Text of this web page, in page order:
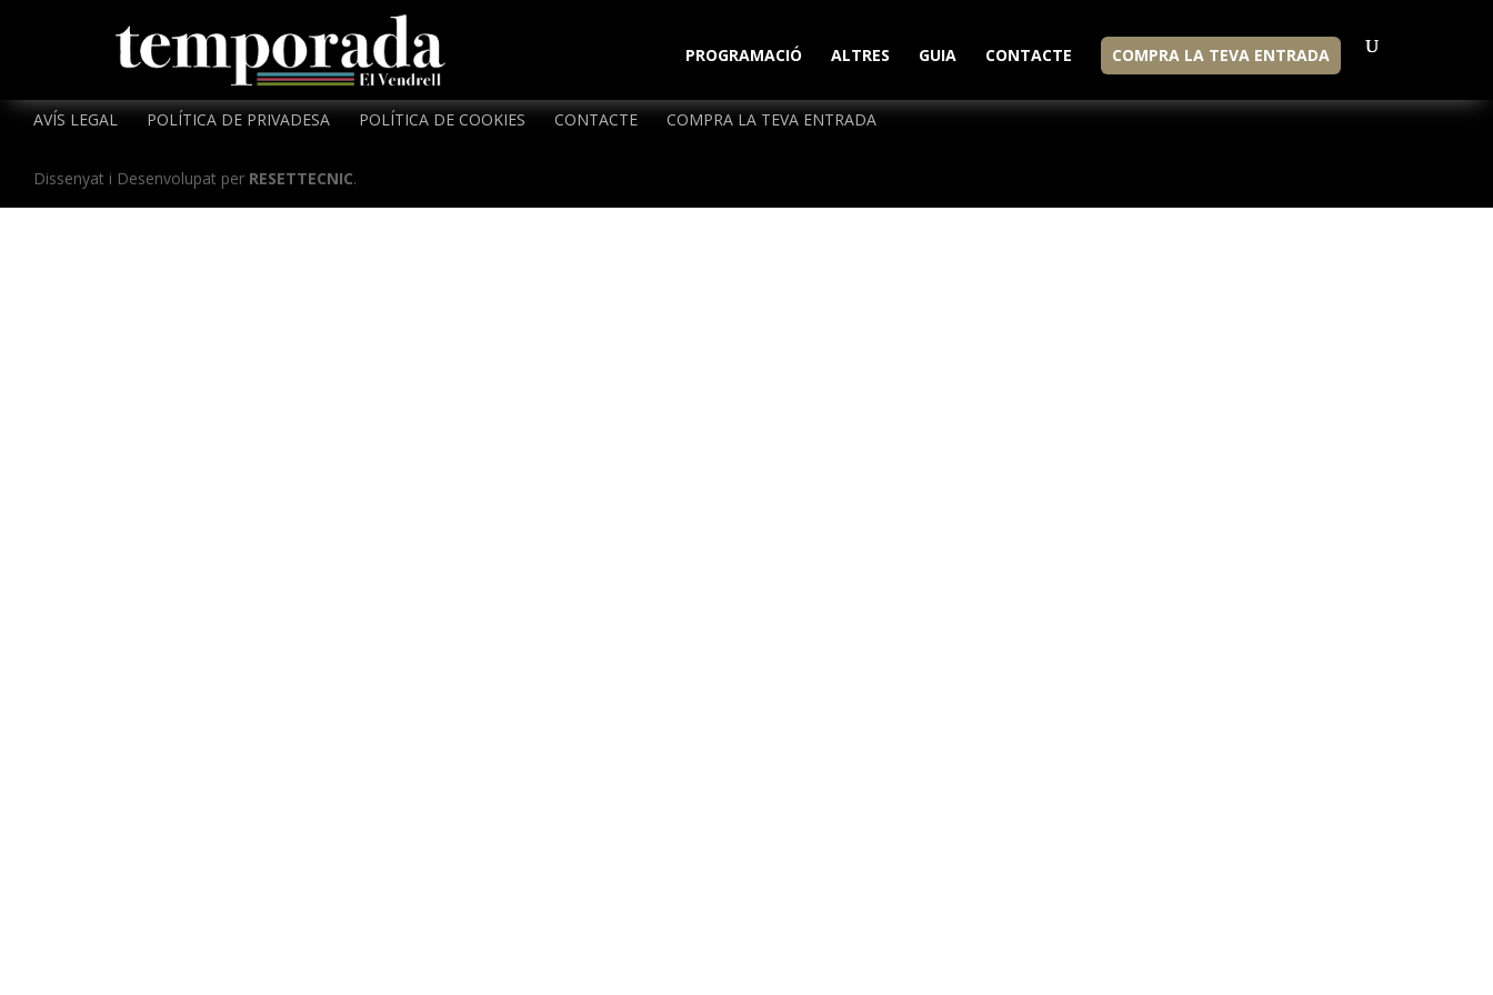
PROGRAMACIÓ ALTRES GUIA CONTACTE COMPRA LA TEVA ENTRADA
AVÍS LEGAL POLÍTICA DE PRIVADESA POLÍTICA DE COOKIES CONTACTE COMPRA LA TEVA ENTRADA
Dissenyat i Desenvolupat per RESETTECNIC.